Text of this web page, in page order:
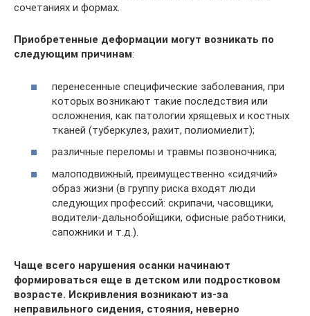
сочетаниях и формах.
Приобретенные деформации могут возникать по
следующим причинам:
перенесенные специфические заболевания, при
которых возникают такие последствия или
осложнения, как патологии хрящевых и костных
тканей (туберкулез, рахит, полиомиелит);
различные переломы и травмы позвоночника;
малоподвижный, преимущественно «сидячий»
образ жизни (в группу риска входят люди
следующих профессий: скрипачи, часовщики,
водители-дальнобойщики, офисные работники,
сапожники и т.д.).
Чаще всего нарушения осанки начинают
формироваться еще в детском или подростковом
возрасте. Искривления возникают из-за
неправильного сидения, стояния, неверно